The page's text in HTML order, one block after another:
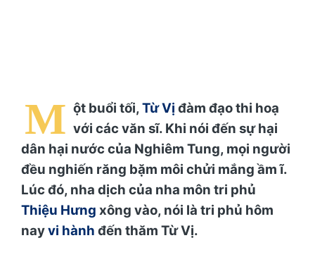
M ột buổi tối,Từ Vị đàm đạo thi hoạ
với các văn sĩ. Khi nói đến sự hại
dân hại nước của Nghiêm Tung, mọi người
đều nghiến răng bặm môi chửi mắng ầm ĩ.
Lúc đó, nha dịch của nha môn tri phủ
Thiệu Hưng xông vào, nói là tri phủ hôm
nayvi hành đến thăm Từ Vị.